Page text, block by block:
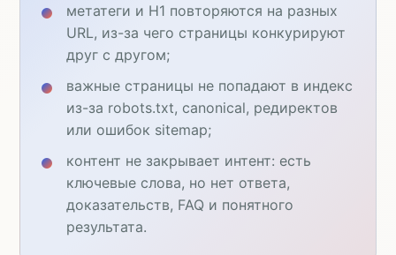
метатеги и H1 повторяются на разных
URL, из-за чего страницы конкурируют
друг с другом;
важные страницы не попадают в индекс
из-за robots.txt, canonical, редиректов
или ошибок sitemap;
контент не закрывает интент: есть
ключевые слова, но нет ответа,
доказательств, FAQ и понятного
результата.